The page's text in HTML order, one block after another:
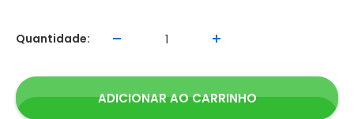
Quantidade:
ADICIONAR AO CARRINHO